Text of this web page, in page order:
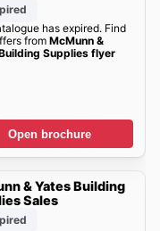
has expired. Find
from McMunn &
Supplies flyer
Open brochure
& Yates Building
Sales